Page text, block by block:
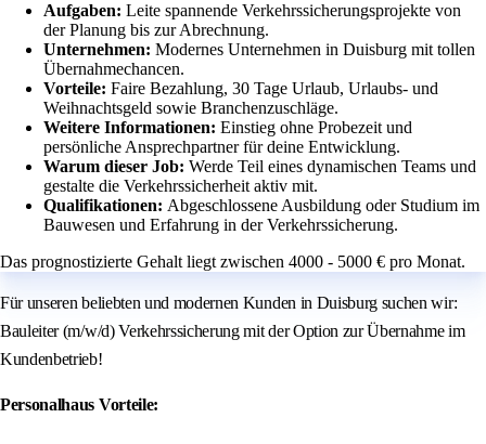
Aufgaben: Leite spannende Verkehrssicherungsprojekte von
der Planung bis zur Abrechnung.
Unternehmen: Modernes Unternehmen in Duisburg mit tollen
Übernahmechancen.
Vorteile: Faire Bezahlung, 30 Tage Urlaub, Urlaubs- und
Weihnachtsgeld sowie Branchenzuschläge.
Weitere Informationen: Einstieg ohne Probezeit und
persönliche Ansprechpartner für deine Entwicklung.
Warum dieser Job: Werde Teil eines dynamischen Teams und
gestalte die Verkehrssicherheit aktiv mit.
Qualifikationen: Abgeschlossene Ausbildung oder Studium im
Bauwesen und Erfahrung in der Verkehrssicherung.
Das prognostizierte Gehalt liegt zwischen 4000 - 5000 € pro Monat.
Für unseren beliebten und modernen Kunden in Duisburg suchen wir:
Bauleiter (m/w/d) Verkehrssicherung mit der Option zur Übernahme im
Kundenbetrieb!
Personalhaus Vorteile: